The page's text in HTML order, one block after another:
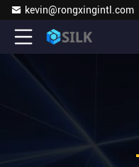
kevin@rongxingintl.com